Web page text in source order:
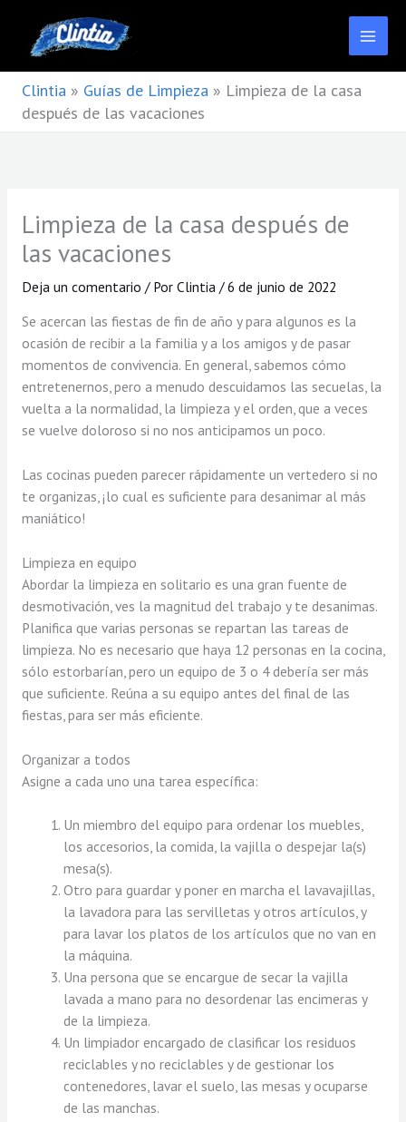
contenido
Clintia » Guías de Limpieza » Limpieza de la casa
después de las vacaciones
Limpieza de la casa después de
las vacaciones
Deja un comentario / Por Clintia /6 de junio de 2022
Se acercan las fiestas de fin de año y para algunos es la
ocasión de recibir a la familia y a los amigos y de pasar
momentos de convivencia. En general, sabemos cómo
entretenernos, pero a menudo descuidamos las secuelas, la
vuelta a la normalidad, la limpieza y el orden, que a veces
se vuelve doloroso si no nos anticipamos un poco.
Las cocinas pueden parecer rápidamente un vertedero si no
te organizas, ¡lo cual es suficiente para desanimar al más
maniático!
Limpieza en equipo
Abordar la limpieza en solitario es una gran fuente de
desmotivación, ves la magnitud del trabajo y te desanimas.
Planifica que varias personas se repartan las tareas de
limpieza. No es necesario que haya 12 personas en la cocina,
sólo estorbarían, pero un equipo de 3 o 4 debería ser más
que suficiente. Reúna a su equipo antes del final de las
fiestas, para ser más eficiente.
Organizar a todos
Asigne a cada uno una tarea específica:
Un miembro del equipo para ordenar los muebles,
los accesorios, la comida, la vajilla o despejar la(s)
mesa(s).
Otro para guardar y poner en marcha el lavavajillas,
la lavadora para las servilletas y otros artículos, y
para lavar los platos de los artículos que no van en
la máquina.
Una persona que se encargue de secar la vajilla
lavada a mano para no desordenar las encimeras y
de la limpieza.
Un limpiador encargado de clasificar los residuos
reciclables y no reciclables y de gestionar los
contenedores, lavar el suelo, las mesas y ocuparse
de las manchas.